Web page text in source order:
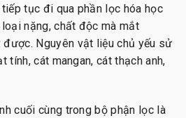
tục đi qua phần lọc hóa học
nặng, chất độc mà mắt
Nguyên vật liệu chủ yếu sử
tính, cát mangan, cát thạch anh,
cuối cùng trong bộ phận lọc là